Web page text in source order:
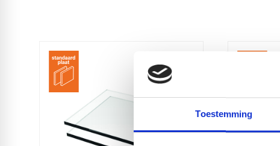
Toestemming